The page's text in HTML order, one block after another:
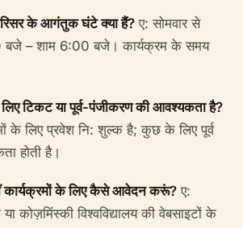
के आगंतुक घंटे क्या हैं? ए: सोमवार से
बजे – शाम 6:00 बजे। कार्यक्रम के समय
टिकट या पूर्व-पंजीकरण की आवश्यकता है?
के लिए प्रवेश नि: शुल्क है; कुछ के लिए पूर्व
होती है।
कार्यक्रमों के लिए कैसे आवेदन करूं? ए:
कोज़मिंस्की विश्वविद्यालय की वेबसाइटों के